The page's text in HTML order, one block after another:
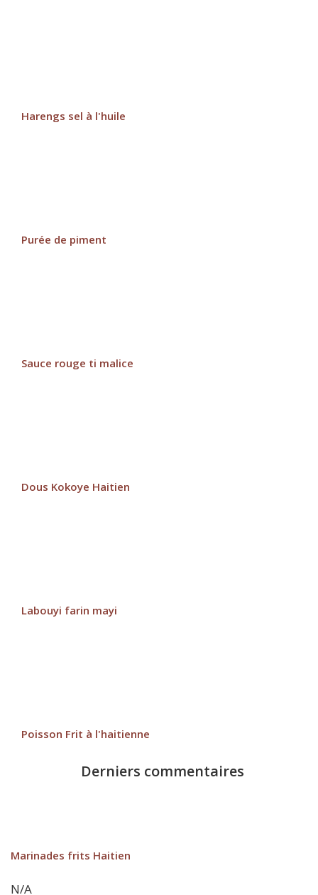
Harengs sel à l'huile
Purée de piment
Sauce rouge ti malice
Dous Kokoye Haitien
Labouyi farin mayi
Poisson Frit à l'haitienne
Derniers commentaires
Marinades frits Haitien
N/A